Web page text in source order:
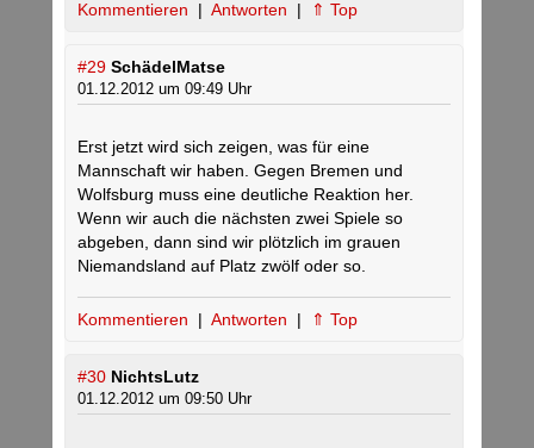
Kommentieren | Antworten | ⇑ Top
#29 SchädelMatse
01.12.2012 um 09:49 Uhr
Erst jetzt wird sich zeigen, was für eine
Mannschaft wir haben. Gegen Bremen und
Wolfsburg muss eine deutliche Reaktion her.
Wenn wir auch die nächsten zwei Spiele so
abgeben, dann sind wir plötzlich im grauen
Niemandsland auf Platz zwölf oder so.
Kommentieren | Antworten | ⇑ Top
#30 NichtsLutz
01.12.2012 um 09:50 Uhr